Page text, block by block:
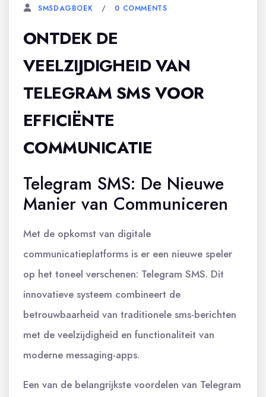
SMSDAGBOEK 0 COMMENTS
ONTDEK DE
VEELZIJDIGHEID VAN
TELEGRAM SMS VOOR
EFFICIËNTE
COMMUNICATIE
Telegram SMS: De Nieuwe
Manier van Communiceren
Met de opkomst van digitale
communicatieplatforms is er een nieuwe speler
op het toneel verschenen: Telegram SMS. Dit
innovatieve systeem combineert de
betrouwbaarheid van traditionele sms-berichten
met de veelzijdigheid en functionaliteit van
moderne messaging-apps.
Een van de belangrijkste voordelen van Telegram